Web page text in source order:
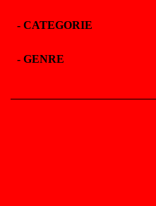
- CATEGORIE
- GENRE